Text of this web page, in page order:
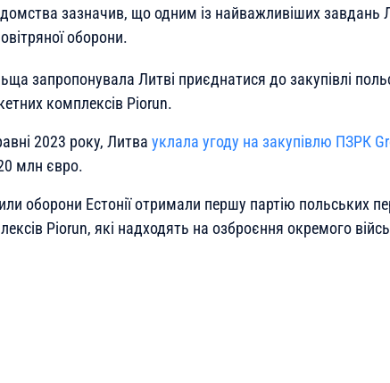
зазначив, що одним із найважливіших завдань
оборони.
запропонувала Литві приєднатися до закупівлі
комплексів Piorun.
2023 року, Литва уклала угоду на закупівлю ПЗРК
млн євро.
оборони Естонії отримали першу партію польських
Piorun, які надходять на озброєння окремого